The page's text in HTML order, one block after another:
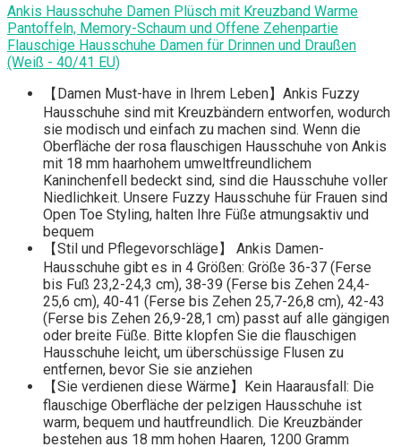
Ankis Hausschuhe Damen Plüsch mit Kreuzband Warme
Pantoffeln, Memory-Schaum und Offene Zehenpartie
Flauschige Hausschuhe Damen für Drinnen und Draußen
(Weiß - 40/41 EU)
【Damen Must-have in Ihrem Leben】Ankis Fuzzy
Hausschuhe sind mit Kreuzbändern entworfen, wodurch
sie modisch und einfach zu machen sind. Wenn die
Oberfläche der rosa flauschigen Hausschuhe von Ankis
mit 18 mm haarhohem umweltfreundlichem
Kaninchenfell bedeckt sind, sind die Hausschuhe voller
Niedlichkeit. Unsere Fuzzy Hausschuhe für Frauen sind
Open Toe Styling, halten Ihre Füße atmungsaktiv und
bequem
【Stil und Pflegevorschläge】 Ankis Damen-
Hausschuhe gibt es in 4 Größen: Größe 36-37 (Ferse
bis Fuß 23,2-24,3 cm), 38-39 (Ferse bis Zehen 24,4-
25,6 cm), 40-41 (Ferse bis Zehen 25,7-26,8 cm), 42-43
(Ferse bis Zehen 26,9-28,1 cm) passt auf alle gängigen
oder breite Füße. Bitte klopfen Sie die flauschigen
Hausschuhe leicht, um überschüssige Flusen zu
entfernen, bevor Sie sie anziehen
【Sie verdienen diese Wärme】Kein Haarausfall: Die
flauschige Oberfläche der pelzigen Hausschuhe ist
warm, bequem und hautfreundlich. Die Kreuzbänder
bestehen aus 18 mm hohen Haaren, 1200 Gramm